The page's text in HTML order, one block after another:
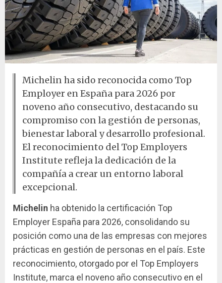
Michelin ha sido reconocida como Top
Employer en España para 2026 por
noveno año consecutivo, destacando su
compromiso con la gestión de personas,
bienestar laboral y desarrollo profesional.
El reconocimiento del Top Employers
Institute refleja la dedicación de la
compañía a crear un entorno laboral
excepcional.
Michelin ha obtenido la certificación Top
Employer España para 2026, consolidando su
posición como una de las empresas con mejores
prácticas en gestión de personas en el país. Este
reconocimiento, otorgado por el Top Employers
Institute, marca el noveno año consecutivo en el